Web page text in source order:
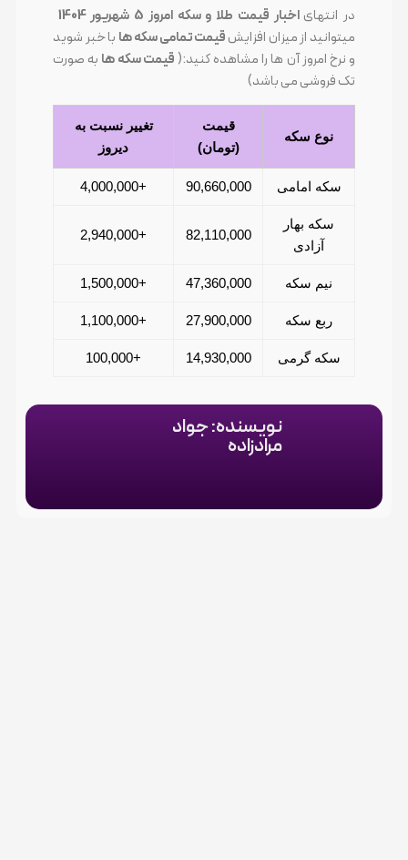
در انتهای اخبار قیمت طلا و سکه امروز 5 شهریور 1404
میتوانید از میزان افزایشقیمت تمامی سکه ها با خبر شوید
و نرخ امروز آن ها را مشاهده کنید:( قیمت سکه ها به صورت
تک فروشی می باشد)
نوع سکه
قیمت
(تومان)
تغییر نسبت به
دیروز
سکه امامی 90,660,000
+4,000,000
سکه بهار
آزادی
82,110,000
+2,940,000
نیم سکه 47,360,000
+1,500,000
ربع سکه 27,900,000
+1,100,000
سکه گرمی 14,930,000
+100,000
نویسنده: جواد
مرادزاده